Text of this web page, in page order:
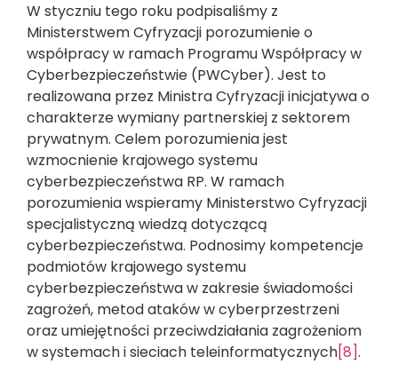
W styczniu tego roku podpisaliśmy z
Ministerstwem Cyfryzacji porozumienie o
współpracy w ramach Programu Współpracy w
Cyberbezpieczeństwie (PWCyber). Jest to
realizowana przez Ministra Cyfryzacji inicjatywa o
charakterze wymiany partnerskiej z sektorem
prywatnym. Celem porozumienia jest
wzmocnienie krajowego systemu
cyberbezpieczeństwa RP. W ramach
porozumienia wspieramy Ministerstwo Cyfryzacji
specjalistyczną wiedzą dotyczącą
cyberbezpieczeństwa. Podnosimy kompetencje
podmiotów krajowego systemu
cyberbezpieczeństwa w zakresie świadomości
zagrożeń, metod ataków w cyberprzestrzeni
oraz umiejętności przeciwdziałania zagrożeniom
w systemach i sieciach teleinformatycznych[8].